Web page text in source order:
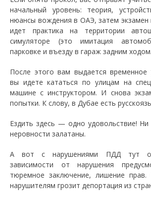
начальный уровень: теория,
нюансы вождения в ОАЭ, затем
идет практика на территории
симуляторе (это имитация
парковке и въезду в гараж задним ходом.
После этого вам выдается временное
вы идете кататься по улицам на
машине с инструктором. И снова
попытки. К слову, в Дубае есть
Ездить здесь — одно удовольствие!
неровности залатаны.
А вот с нарушениями ПДД тут
зависимости от нарушения
тюремное заключение, лишение
нарушителям грозит депортация из